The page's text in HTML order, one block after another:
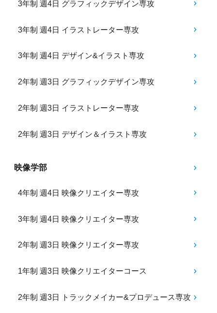
3年制 週4日 グラフィックデザイン専攻
3年制 週4日 イラストレーター専攻
3年制 週4日 デザイン&イラスト専攻
2年制 週3日 グラフィックデザイン専攻
2年制 週3日 イラストレーター専攻
2年制 週3日 デザイン＆イラスト専攻
映像学部
4年制 週4日 映像クリエイター専攻
3年制 週4日 映像クリエイター専攻
2年制 週3日 映像クリエイター専攻
1年制 週3日 映像クリエイターコース
2年制 週3日 トラックメイカー&プロデュース専攻